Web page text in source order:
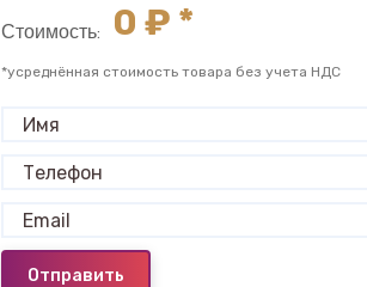
Стоимость: 0 ₽ *
*усреднённая стоимость товара без учета НДС
Отправить